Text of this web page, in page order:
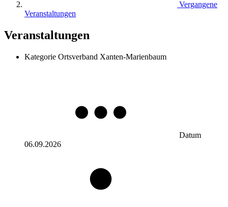
Vergangene
Veranstaltungen
Veranstaltungen
Kategorie Ortsverband Xanten-Marienbaum
Datum
06.09.2026